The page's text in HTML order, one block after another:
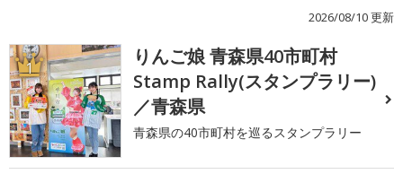
2026/08/10 更新
1
りんご娘 青森県40市町村
Stamp Rally(スタンプラリー)
／青森県
青森県の40市町村を巡るスタンプラリー